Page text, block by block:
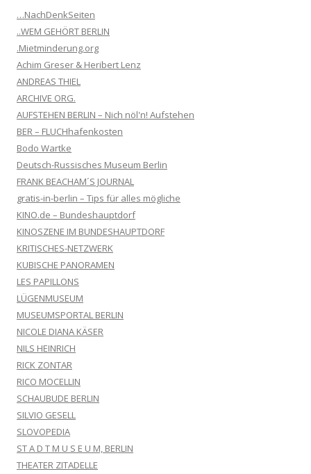
…NachDenkSeiten
..WEM GEHÖRT BERLIN
.Mietminderung.org
Achim Greser & Heribert Lenz
ANDREAS THIEL
ARCHIVE ORG.
AUFSTEHEN BERLIN – Nich nöl'n! Aufstehen
BER – FLUCHhafenkosten
Bodo Wartke
Deutsch-Russisches Museum Berlin
FRANK BEACHAM´S JOURNAL
gratis-in-berlin – Tips für alles mögliche
KINO.de – Bundeshauptdorf
KINOSZENE IM BUNDESHAUPTDORF
KRITISCHES-NETZWERK
KUBISCHE PANORAMEN
LES PAPILLONS
LÜGENMUSEUM
MUSEUMSPORTAL BERLIN
NICOLE DIANA KÄSER
NILS HEINRICH
RICK ZONTAR
RICO MOCELLIN
SCHAUBUDE BERLIN
SILVIO GESELL
SLOVOPEDIA
ST A D T M U S E U M, BERLIN
THEATER ZITADELLE